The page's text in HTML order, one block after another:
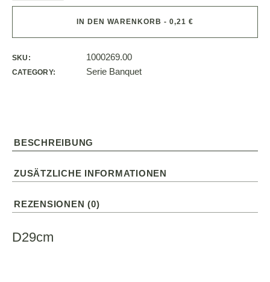
IN DEN WARENKORB - 0,21 €
SKU: 1000269.00
CATEGORY: Serie Banquet
BESCHREIBUNG
ZUSÄTZLICHE INFORMATIONEN
REZENSIONEN (0)
D29cm